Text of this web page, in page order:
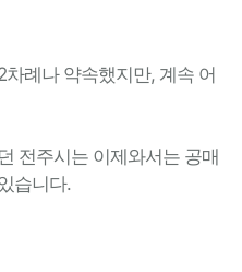
례나 약속했지만, 계속 어
전주시는 이제와서는 공매
습니다.